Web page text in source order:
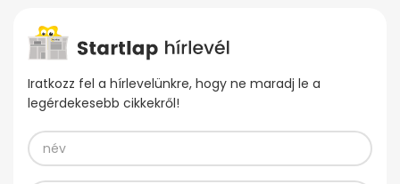
Iratkozz fel a hírlevelünkre, hogy ne maradj le a
legérdekesebb cikkekről!